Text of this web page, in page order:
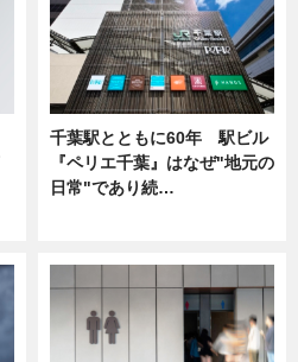
千葉駅とともに60年 駅ビル
『ペリエ千葉』はなぜ"地元の
日常"であり続…